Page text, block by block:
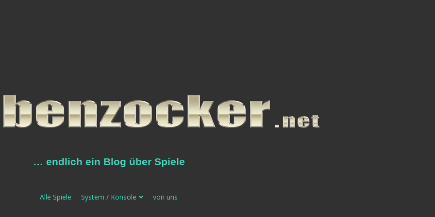
… endlich ein Blog über Spiele
Alle Spiele System / Konsole von uns